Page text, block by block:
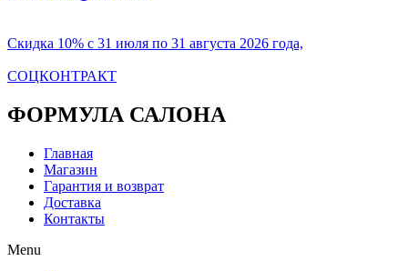
Скидка 10% с 31 июля по 31 августа 2026 года,
СОЦКОНТРАКТ
ФОРМУЛА САЛОНА
Главная
Магазин
Гарантия и возврат
Доставка
Контакты
Menu